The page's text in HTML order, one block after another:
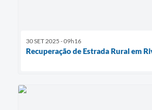
30 SET 2025 - 09h16
Recuperação de Estrada Rural em